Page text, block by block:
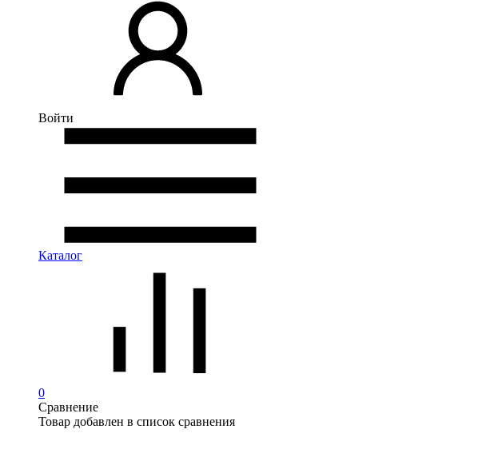
Войти
Каталог
0
Сравнение
Товар добавлен в список сравнения